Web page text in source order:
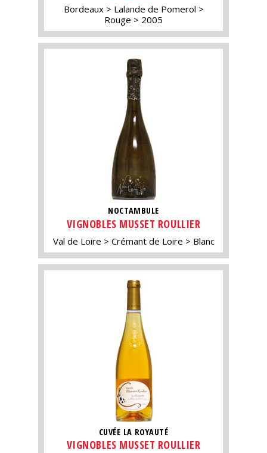
Bordeaux
Lalande de Pomerol
Rouge
2005
NOCTAMBULE
VIGNOBLES MUSSET ROULLIER
Val de Loire Crémant de Loire Blanc
CUVÉE LA ROYAUTÉ
VIGNOBLES MUSSET ROULLIER